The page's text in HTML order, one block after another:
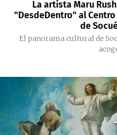
La artista Maru
"DesdeDentro" al
de
El panorama cultural de